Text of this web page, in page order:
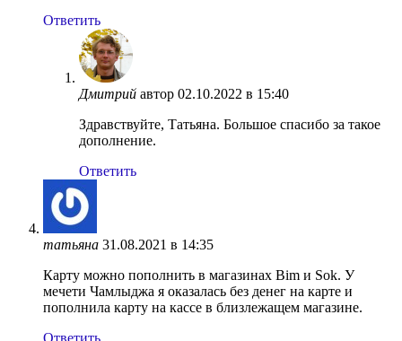
Ответить
Дмитрий автор 02.10.2022 в 15:40
Здравствуйте, Татьяна. Большое спасибо за такое
дополнение.
Ответить
татьяна 31.08.2021 в 14:35
Карту можно пополнить в магазинах Bim и Sok. У
мечети Чамлыджа я оказалась без денег на карте и
пополнила карту на кассе в близлежащем магазине.
Ответить